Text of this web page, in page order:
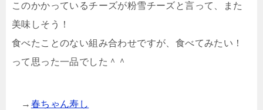
このかかっているチーズが粉雪チーズと言って、また
美味しそう！
食べたことのない組み合わせですが、食べてみたい！
って思った一品でした＾＾
→ 春ちゃん寿し